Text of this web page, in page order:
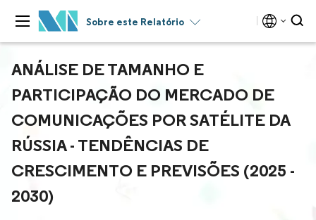
Sobre este Relatório
ANÁLISE DE TAMANHO E
PARTICIPAÇÃO DO MERCADO DE
COMUNICAÇÕES POR SATÉLITE DA
RÚSSIA - TENDÊNCIAS DE
CRESCIMENTO E PREVISÕES (2025 -
2030)